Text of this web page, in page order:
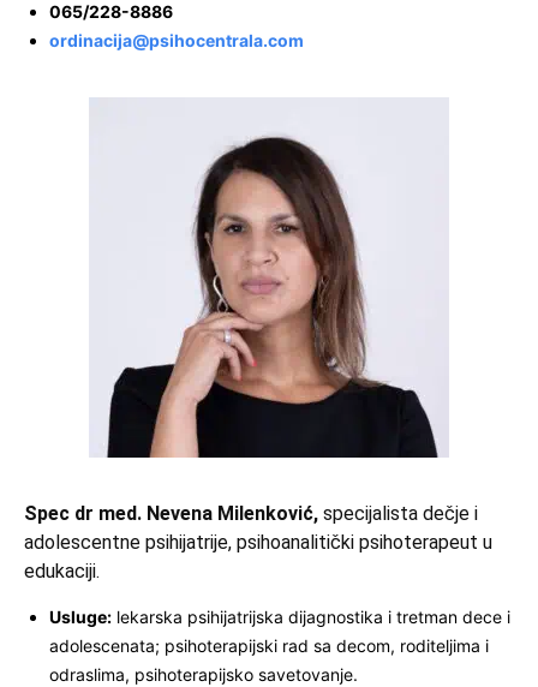
065/228-8886
ordinacija@psihocentrala.com
Spec dr med. Nevena Milenković, specijalista dečje i
adolescentne psihijatrije, psihoanalitički psihoterapeut u
edukaciji.
Usluge: lekarska psihijatrijska dijagnostika i tretman dece i
adolescenata; psihoterapijski rad sa decom, roditeljima i
odraslima, psihoterapijsko savetovanje.